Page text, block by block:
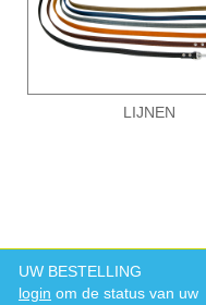
LIJNEN
UW BESTELLING
login om de status van uw